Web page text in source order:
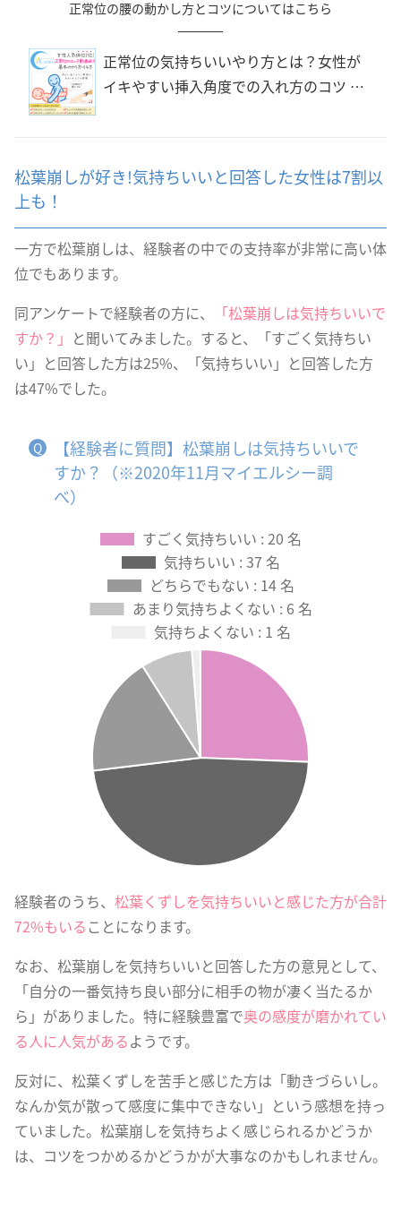
正常位の腰の動かし方とコツについてはこちら
正常位の気持ちいいやり方とは？女性が
イキやすい挿入角度での入れ方のコツ |
松葉崩しが好き!気持ちいいと回答した女性は7割以
上も！
一方で松葉崩しは、経験者の中での支持率が非常に高い体
位でもあります。
同アンケートで経験者の方に、
「松葉崩しは気持ちいいで
すか？」 と聞いてみました。すると、「すごく気持ちい
い」と回答した方は25%、「気持ちいい」と回答した方
は47%でした。
【経験者に質問】松葉崩しは気持ちいいで
すか？（※2020年11月マイエルシー調
べ）
経験者のうち、 松葉くずしを気持ちいいと感じた方が合計
72%もいることになります。
なお、松葉崩しを気持ちいいと回答した方の意見として、
「自分の一番気持ち良い部分に相手の物が凄く当たるか
ら」がありました。特に経験豊富で奥の感度が磨かれてい
る人に人気があるようです。
反対に、松葉くずしを苦手と感じた方は「動きづらいし。
なんか気が散って感度に集中できない」という感想を持っ
ていました。松葉崩しを気持ちよく感じられるかどうか
は、コツをつかめるかどうかが大事なのかもしれません。